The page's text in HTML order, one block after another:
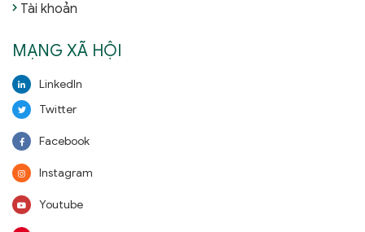
Tài khoản
MẠNG XÃ HỘI
LinkedIn
Twitter
Facebook
Instagram
Youtube